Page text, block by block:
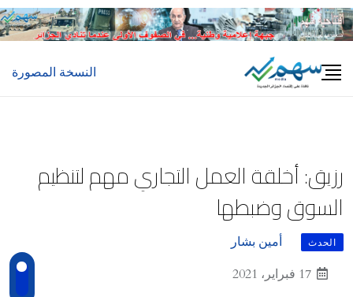
Skip
to
النسخة المصورة
رزيق: أخلقة العمل التجاري مهم لتنظيم
السوق وضبطها
الحدث
أمين بشار
17 فبراير، 2021